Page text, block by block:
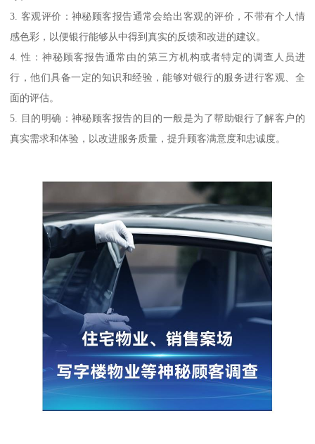
3. 客观评价：神秘顾客报告通常会给出客观的评价，不带有个人情
感色彩，以便银行能够从中得到真实的反馈和改进的建议。
4. 性：神秘顾客报告通常由的第三方机构或者特定的调查人员进
行，他们具备一定的知识和经验，能够对银行的服务进行客观、全
面的评估。
5. 目的明确：神秘顾客报告的目的一般是为了帮助银行了解客户的
真实需求和体验，以改进服务质量，提升顾客满意度和忠诚度。